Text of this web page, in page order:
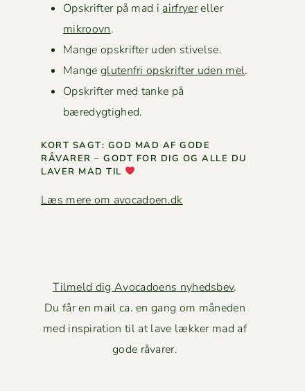
Opskrifter på mad i air­fry­ereller
mikroovn.
Mange opskrifter uden stivelse.
Mange gluten­fri opskrifter uden mel.
Opskrifter med tanke på
bæredygtighed.
KORT SAGT: GOD MAD AF GODE
RÅVAR­ER – GODT FOR DIG OG ALLE DU
LAVER MAD TIL
Læs mere om avocadoen.dk
Tilmeld dig Avocadoens nyhedsbev.
Du får en mail ca. en gang om måneden
med inspiration til at lave lækker mad af
gode råvarer.